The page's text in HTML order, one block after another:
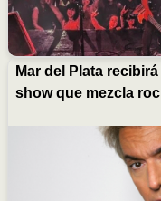
Mar del Plata
show que mezcla